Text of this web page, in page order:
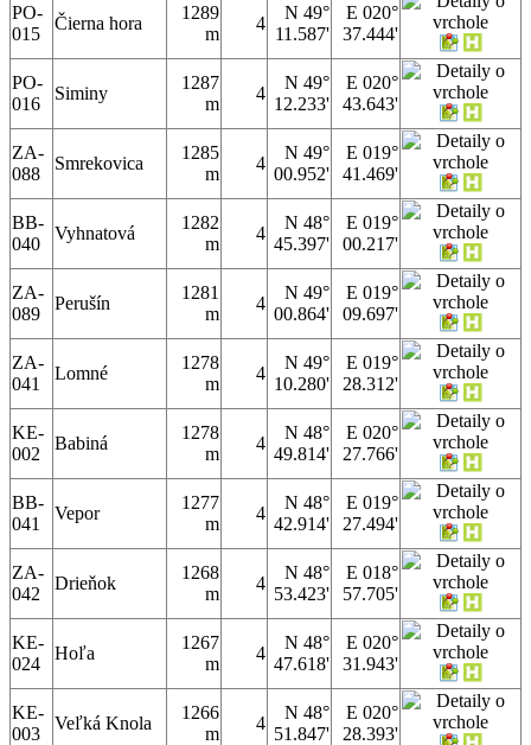
PO-
015
Čierna hora
1289
m
4
N 49°
11.587'
E 020°
37.444'
PO-
016
Siminy
1287
m
4
N 49°
12.233'
E 020°
43.643'
ZA-
088
Smrekovica
1285
m
4
N 49°
00.952'
E 019°
41.469'
BB-
040
Vyhnatová
1282
m
4
N 48°
45.397'
E 019°
00.217'
ZA-
089
Perušín
1281
m
4
N 49°
00.864'
E 019°
09.697'
ZA-
041
Lomné
1278
m
4
N 49°
10.280'
E 019°
28.312'
KE-
002
Babiná
1278
m
4
N 48°
49.814'
E 020°
27.766'
BB-
041
Vepor
1277
m
4
N 48°
42.914'
E 019°
27.494'
ZA-
042
Drieňok
1268
m
4
N 48°
53.423'
E 018°
57.705'
KE-
024
Hoľa
1267
m
4
N 48°
47.618'
E 020°
31.943'
KE-
003
Veľká Knola
1266
m
4
N 48°
51.847'
E 020°
28.393'